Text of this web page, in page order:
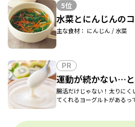
5位
水菜とにんじんの
主な食材： にんじん / 水菜
PR
運動が続かない…
腸活だけじゃない！太りにく
てくれるヨーグルトがあるっ